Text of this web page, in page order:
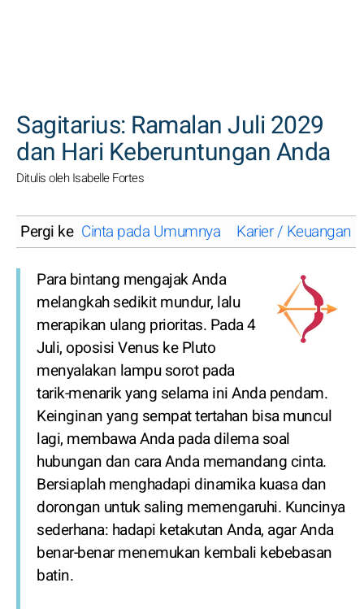
Sagitarius: Ramalan Juli 2029
dan Hari Keberuntungan Anda
Ditulis oleh Isabelle Fortes
Pergi ke Cinta pada Umumnya Karier / Keuangan
Para bintang mengajak Anda
melangkah sedikit mundur, lalu
merapikan ulang prioritas. Pada 4
Juli, oposisi Venus ke Pluto
menyalakan lampu sorot pada
tarik-menarik yang selama ini Anda pendam.
Keinginan yang sempat tertahan bisa muncul
lagi, membawa Anda pada dilema soal
hubungan dan cara Anda memandang cinta.
Bersiaplah menghadapi dinamika kuasa dan
dorongan untuk saling memengaruhi. Kuncinya
sederhana: hadapi ketakutan Anda, agar Anda
benar-benar menemukan kembali kebebasan
batin.